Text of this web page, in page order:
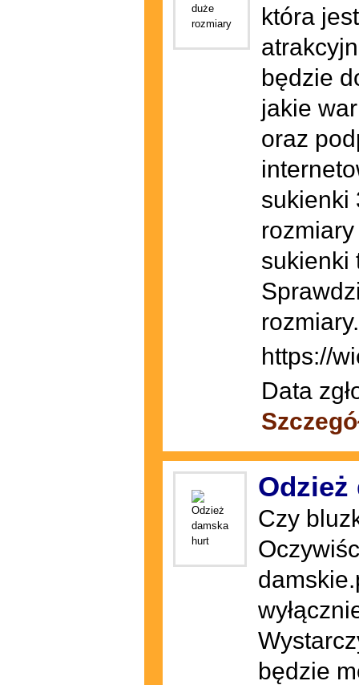
która
będzie
jakie
oraz
sukienki
sukienki
rozmiary.
https://
Data
Odzież
Czy
będzie